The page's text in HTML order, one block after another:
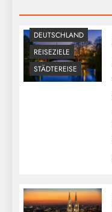
DEUTSCHLAND
REISEZIELE
STÄDTEREISE